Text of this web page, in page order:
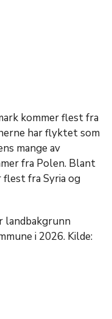
kommer flest fra
har flyktet som
mange av
fra Polen. Blant
fra Syria og
i 2026. Kilde: